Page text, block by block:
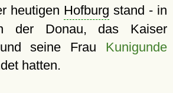
heutigen Hofburg stand - in
der Donau, das Kaiser
seine Frau Kunigunde
hatten.